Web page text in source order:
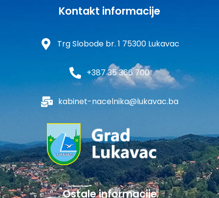
Kontakt informacije
Trg Slobode br. 1 75300 Lukavac
+387 35 366 700
kabinet-nacelnika@lukavac.ba
Ostale informacije